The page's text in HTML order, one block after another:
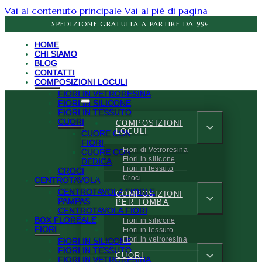
Vai al contenuto principale Vai al piè di pagina
SPEDIZIONE GRATUITA A PARTIRE DA 99€
HOME
CHI SIAMO
BLOG
CONTATTI
COMPOSIZIONI LOCULI
FIORI IN VETRORESINA
FIORI IN SILICONE
FIORI IN TESSUTO
CUORI
CUORE CON
FIORI
CUORE CON
DEDICA
CROCI
CENTROTAVOLA
CENTROTAVOLA FIORI E
PAMPAS
CENTROTAVOLA FIORI
BOX FLOREALE
FIORI
FIORI IN SILICONE
FIORI IN TESSUTO
FIORI IN VETRORESINA
COMPOSIZIONI
LOCULI
Fiori di Vetroresina
Fiori in silicone
Fiori in tessuto
Croci
COMPOSIZIONI
PER TOMBA
Fiori in silicone
Fiori in tessuto
Fiori in vetroresina
CUORI